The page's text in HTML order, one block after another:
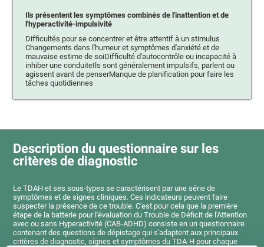
Ils présentent les symptômes combinés de l'inattention et de
l'hyperactivité-impulsivité
Difficultés pour se concentrer et être attentif à un stimulus
Changements dans l'humeur et symptômes d'anxiété et de
mauvaise estime de soiDifficulté d'autocontrôle ou incapacité à
inhiber une conduiteIls sont généralement impulsifs, parlent ou
agissent avant de penserManque de planification pour faire les
tâches quotidiennes
Description du questionnaire sur les
critères de diagnostic
Le TDAH et ses sous-types se caractérisent par une série de
symptômes et de signes cliniques. Ces indicateurs peuvent faire
suspecter la présence de ce trouble. C'est pour cela que la première
étape de la batterie pour l'évaluation du Trouble de Déficit de l'Attention
avec ou sans Hyperactivité (CAB-ADHD) consiste en un questionnaire
contenant des questions de dépistage qui s'adaptent aux principaux
critères de diagnostic, signes et symptômes du TDA-H pour chaque